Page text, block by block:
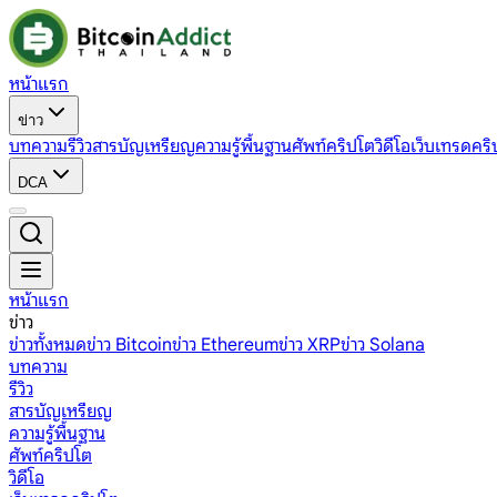
หน้าแรก
ข่าว
บทความรีวิวสารบัญเหรียญความรู้พื้นฐานศัพท์คริปโตวิดีโอเว็บเทรดค
DCA
หน้าแรก
ข่าว
ข่าวทั้งหมดข่าว Bitcoinข่าว Ethereumข่าว XRPข่าว Solana
บทความ
รีวิว
สารบัญเหรียญ
ความรู้พื้นฐาน
ศัพท์คริปโต
วิดีโอ